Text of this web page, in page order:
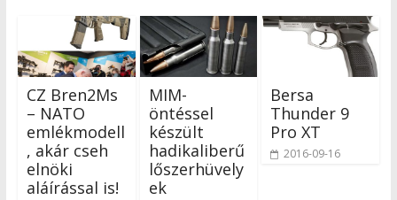
CZ Bren2Ms
– NATO
emlékmodell
, akár cseh
elnöki
aláírással is!
MIM-
öntéssel
készült
hadikaliberű
lőszerhüvely
ek
Bersa
Thunder 9
Pro XT
2016-09-16